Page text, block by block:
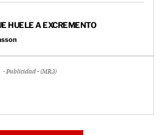
HUELE A EXCREMENTO
- Publicidad - (MR3)